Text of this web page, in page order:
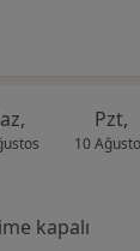
Pzt,
10
kapalı